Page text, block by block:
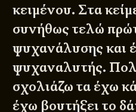
κειμένου. Στα
συνήθως τελώ
ψυχανάλυσης και
ψυχαναλυτής.
σχολιάζω τα έχω
έχω βουτήξει το